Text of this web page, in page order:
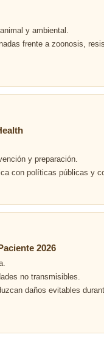
y ambiental.
frente a zoonosis,
y preparación.
con políticas públicas y
2026
no transmisibles.
daños evitables